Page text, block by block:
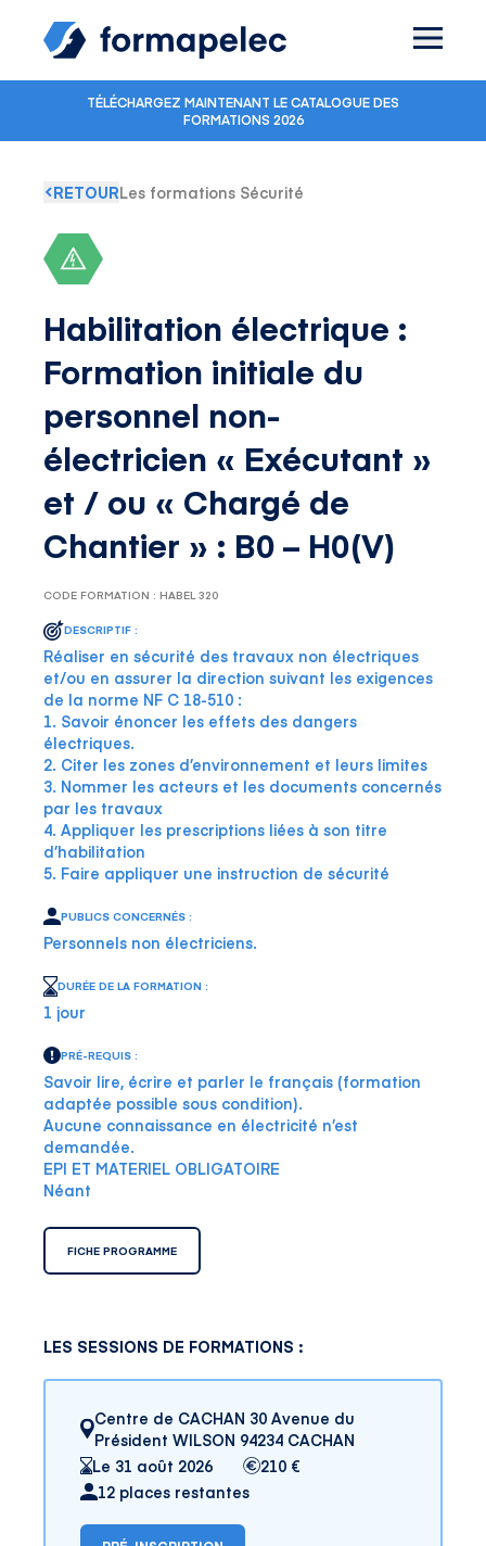
TÉLÉCHARGEZ MAINTENANT LE CATALOGUE DES
FORMATIONS 2026
RETOURLes formations Sécurité
Habilitation électrique :
Formation initiale du
personnel non-
électricien « Exécutant »
et / ou « Chargé de
Chantier » : B0 – H0(V)
CODE FORMATION : HABEL 320
DESCRIPTIF :
Réaliser en sécurité des travaux non électriques
et/ou en assurer la direction suivant les exigences
de la norme NF C 18-510 :
1. Savoir énoncer les effets des dangers
électriques.
2. Citer les zones d’environnement et leurs limites
3. Nommer les acteurs et les documents concernés
par les travaux
4. Appliquer les prescriptions liées à son titre
d’habilitation
5. Faire appliquer une instruction de sécurité
PUBLICS CONCERNÉS :
Personnels non électriciens.
DURÉE DE LA FORMATION :
1 jour
PRÉ-REQUIS :
Savoir lire, écrire et parler le français (formation
adaptée possible sous condition).
Aucune connaissance en électricité n’est
demandée.
EPI ET MATERIEL OBLIGATOIRE
Néant
FICHE PROGRAMME
LES SESSIONS DE FORMATIONS :
Centre de CACHAN 30 Avenue du
Président WILSON 94234 CACHAN
Le 31 août 2026
210 €
12 places restantes